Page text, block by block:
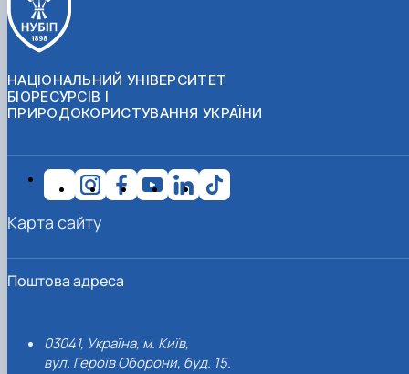
НАЦІОНАЛЬНИЙ УНІВЕРСИТЕТ
БІОРЕСУРСІВ І
ПРИРОДОКОРИСТУВАННЯ УКРАЇНИ
Поштова адреса
03041, Україна, м. Київ,
вул. Героїв Оборони, буд. 15.
Карта сайту